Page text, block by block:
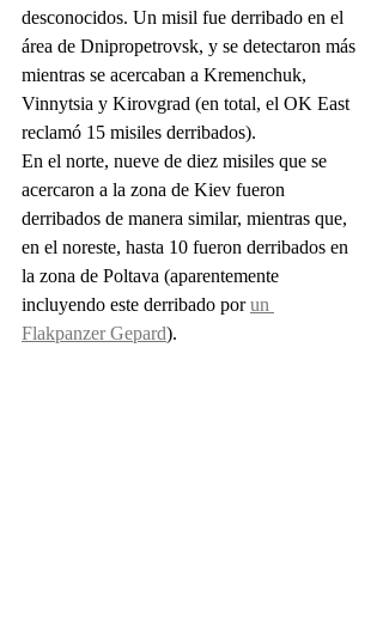
desconocidos. Un misil fue derribado en el
área de Dnipropetrovsk, y se detectaron más
mientras se acercaban a Kremenchuk,
Vinnytsia y Kirovgrad (en total, el OK East
reclamó 15 misiles derribados).
En el norte, nueve de diez misiles que se
acercaron a la zona de Kiev fueron
derribados de manera similar, mientras que,
en el noreste, hasta 10 fueron derribados en
la zona de Poltava (aparentemente
incluyendo este derribado por un
Flakpanzer Gepard).